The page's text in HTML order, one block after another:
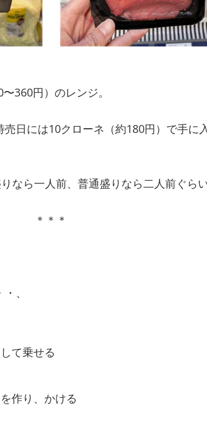
360円）のレンジ。
日には10クローネ（約180円）で手に
なら一人前、普通盛りなら二人前ぐら
＊＊＊
、
て乗せる
作り、かける